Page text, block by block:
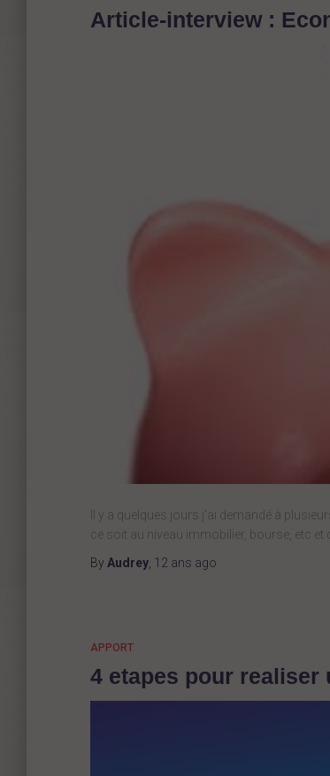
Article-interview :
Il y a quelques jours j’ai demandé à
ce soit au niveau immobilier, bourse, etc et
By Audrey, 12 ans ago
APPORT
4 etapes pour realiser